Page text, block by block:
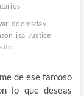
doomsday
jsa Justice
de
de ese famoso
lo que deseas